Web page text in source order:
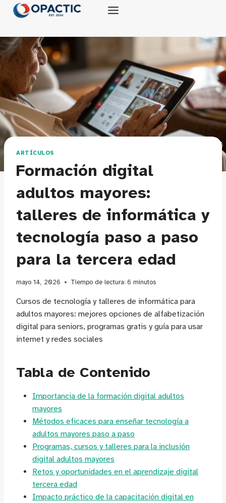
Saltar
ARTÍCULOS
Formación digital
adultos mayores:
talleres de informática y
tecnología paso a paso
para la tercera edad
mayo 14, 2026 Tiempo de lectura: 6 minutos
Cursos de tecnología y talleres de informática para
adultos mayores: mejores opciones de alfabetización
digital para seniors, programas gratis y guía para usar
internet y redes sociales
Tabla de Contenido
Importancia de la formación digital adultos
mayores
Métodos eficaces para enseñar tecnología a
adultos mayores paso a paso
Programas, cursos y talleres para la inclusión
digital adultos mayores
Retos y oportunidades en el aprendizaje digital
tercera edad
Impacto práctico de la capacitación digital en